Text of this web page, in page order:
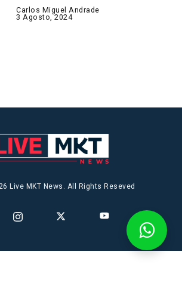
Carlos Miguel Andrade
3 Agosto, 2024
Live MKT News. All Rights Reseved